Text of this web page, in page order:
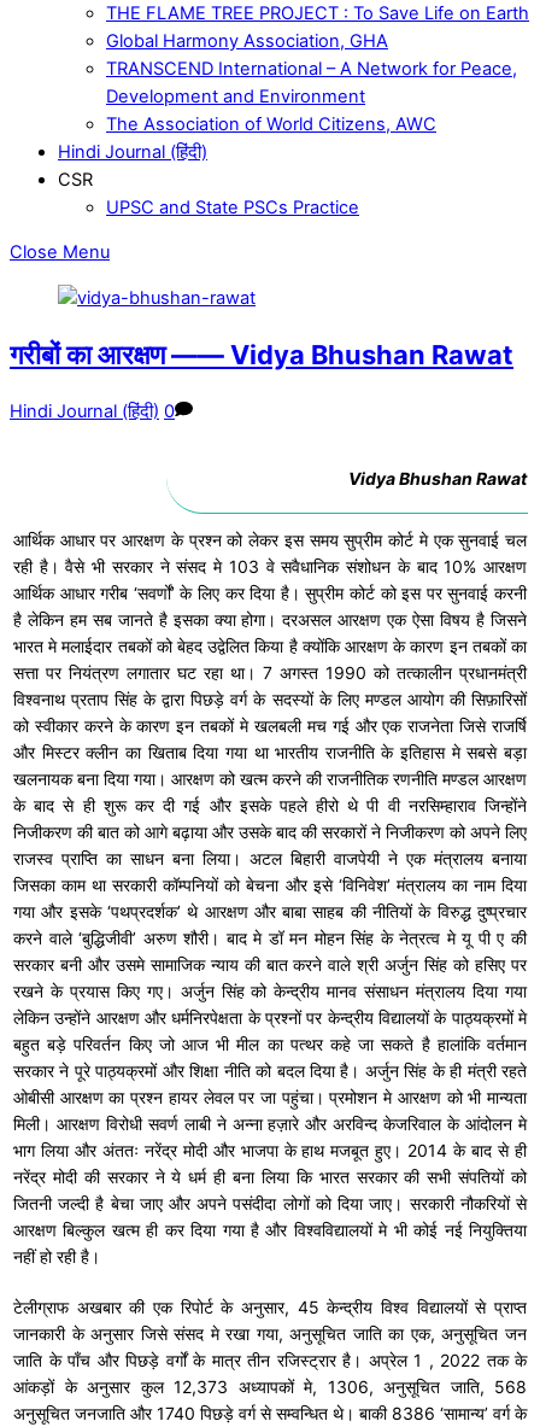
THE FLAME TREE PROJECT : To Save Life on Earth
Global Harmony Association, GHA
TRANSCEND International – A Network for Peace,
Development and Environment
The Association of World Citizens, AWC
Hindi Journal (हिंदी)
CSR
UPSC and State PSCs Practice
Close Menu
गरीबों का आरक्षण —— Vidya Bhushan Rawat
Hindi Journal (हिंदी) 0
Vidya Bhushan Rawat
आर्थिक आधार पर आरक्षण के प्रश्न को लेकर इस समय सुप्रीम कोर्ट मे एक सुनवाई चल
रही है। वैसे भी सरकार ने संसद मे 103 वे सवैधानिक संशोधन के बाद 10% आरक्षण
आर्थिक आधार गरीब ‘सवर्णों’ के लिए कर दिया है। सुप्रीम कोर्ट को इस पर सुनवाई करनी
है लेकिन हम सब जानते है इसका क्या होगा। दरअसल आरक्षण एक ऐसा विषय है जिसने
भारत मे मलाईदार तबकों को बेहद उद्वेलित किया है क्योंकि आरक्षण के कारण इन तबकों का
सत्ता पर नियंत्रण लगातार घट रहा था। 7 अगस्त 1990 को तत्कालीन प्रधानमंत्री
विश्वनाथ प्रताप सिंह के द्वारा पिछड़े वर्ग के सदस्यों के लिए मण्डल आयोग की सिफ़ारिसों
को स्वीकार करने के कारण इन तबकों मे खलबली मच गई और एक राजनेता जिसे राजर्षि
और मिस्टर क्लीन का खिताब दिया गया था भारतीय राजनीति के इतिहास मे सबसे बड़ा
खलनायक बना दिया गया। आरक्षण को खत्म करने की राजनीतिक रणनीति मण्डल आरक्षण
के बाद से ही शुरू कर दी गई और इसके पहले हीरो थे पी वी नरसिम्हाराव जिन्होंने
निजीकरण की बात को आगे बढ़ाया और उसके बाद की सरकारों ने निजीकरण को अपने लिए
राजस्व प्राप्ति का साधन बना लिया। अटल बिहारी वाजपेयी ने एक मंत्रालय बनाया
जिसका काम था सरकारी कॉम्पनियों को बेचना और इसे ‘विनिवेश’ मंत्रालय का नाम दिया
गया और इसके ‘पथप्रदर्शक’ थे आरक्षण और बाबा साहब की नीतियों के विरुद्ध दुष्प्रचार
करने वाले ‘बुद्धिजीवी’ अरुण शौरी। बाद मे डॉ मन मोहन सिंह के नेत्रत्व मे यू पी ए की
सरकार बनी और उसमे सामाजिक न्याय की बात करने वाले श्री अर्जुन सिंह को हसिए पर
रखने के प्रयास किए गए। अर्जुन सिंह को केन्द्रीय मानव संसाधन मंत्रालय दिया गया
लेकिन उन्होंने आरक्षण और धर्मनिरपेक्षता के प्रश्नों पर केन्द्रीय विद्यालयों के पाठ्यक्रमों मे
बहुत बड़े परिवर्तन किए जो आज भी मील का पत्थर कहे जा सकते है हालांकि वर्तमान
सरकार ने पूरे पाठ्यक्रमों और शिक्षा नीति को बदल दिया है। अर्जुन सिंह के ही मंत्री रहते
ओबीसी आरक्षण का प्रश्न हायर लेवल पर जा पहुंचा। प्रमोशन मे आरक्षण को भी मान्यता
मिली। आरक्षण विरोधी सवर्ण लाबी ने अन्ना हज़ारे और अरविन्द केजरिवाल के आंदोलन मे
भाग लिया और अंततः नरेंद्र मोदी और भाजपा के हाथ मजबूत हुए। 2014 के बाद से ही
नरेंद्र मोदी की सरकार ने ये धर्म ही बना लिया कि भारत सरकार की सभी संपतियों को
जितनी जल्दी है बेचा जाए और अपने पसंदीदा लोगों को दिया जाए। सरकारी नौकरियों से
आरक्षण बिल्कुल खत्म ही कर दिया गया है और विश्वविद्यालयों मे भी कोई नई नियुक्तिया
नहीं हो रही है।
टेलीग्राफ अखबार की एक रिपोर्ट के अनुसार, 45 केन्द्रीय विश्व विद्यालयों से प्राप्त
जानकारी के अनुसार जिसे संसद मे रखा गया, अनुसूचित जाति का एक, अनुसूचित जन
जाति के पाँच और पिछड़े वर्गों के मात्र तीन रजिस्ट्रार है। अप्रेल 1 , 2022 तक के
आंकड़ों के अनुसार कुल 12,373 अध्यापकों मे, 1306, अनुसूचित जाति, 568
अनुसूचित जनजाति और 1740 पिछड़े वर्ग से सम्वन्धित थे। बाकी 8386 ‘सामान्य’ वर्ग के